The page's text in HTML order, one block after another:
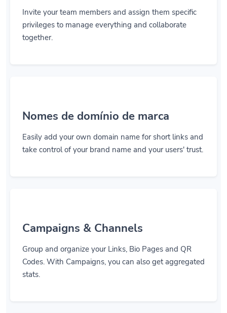
Invite your team members and assign them specific
privileges to manage everything and collaborate
together.
Nomes de domínio de marca
Easily add your own domain name for short links and
take control of your brand name and your users' trust.
Campaigns & Channels
Group and organize your Links, Bio Pages and QR
Codes. With Campaigns, you can also get aggregated
stats.